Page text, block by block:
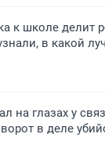
к школе делит
в какой
на глазах у
в деле